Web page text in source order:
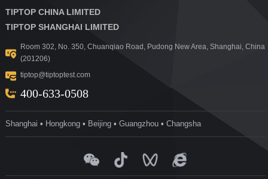
TIPTOP CHINA LIMITED
TIPTOP SHANGHAI LIMITED
Room 302, No. 350, Chuanqiao Road, Pudong New Area, Shanghai, China
(201206)
tiptop@tiptoptest.com
400-633-0508
Shanghai ▪ Hongkong ▪ Beijing ▪ Guangzhou ▪ Changsha